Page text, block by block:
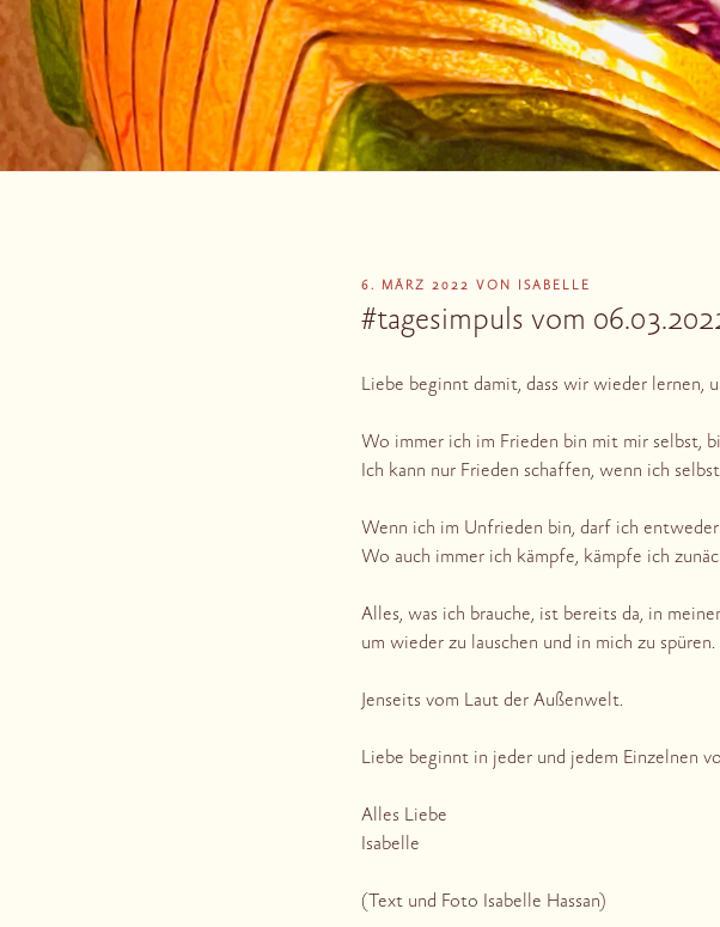
VERÖFFENTLICHT
AM
6. MÄRZ 2022 VON ISABELLE
#tagesimpuls vom
Liebe beginnt damit, dass wir wieder lernen,
Wo immer ich im Frieden bin mit mir selbst,
Ich kann nur Frieden schaffen, wenn ich
Wenn ich im Unfrieden bin, darf ich
Wo auch immer ich kämpfe, kämpfe ich
Alles, was ich brauche, ist bereits da, in
um wieder zu lauschen und in mich zu spüren.
Jenseits vom Laut der Außenwelt.
Liebe beginnt in jeder und jedem Einzelnen
Alles Liebe
Isabelle
(Text und Foto Isabelle Hassan)